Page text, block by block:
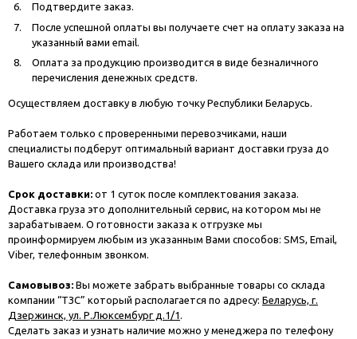
Подтвердите заказ.
После успешной оплаты вы получаете счет на оплату заказа на
указанный вами email.
Оплата за продукцию производится в виде безналичного
перечисления денежных средств.
Осуществляем доставку в любую точку Республики Беларусь.
Работаем только с проверенными перевозчиками, наши
специалисты подберут оптимальный вариант доставки груза до
Вашего склада или производства!
Срок доставки: от 1 суток после комплектования заказа.
Доставка груза это дополнительный сервис, на котором мы не
зарабатываем. О готовности заказа к отгрузке мы
проинформируем любым из указанным Вами способов: SMS, Email,
Viber, телефонным звонком.
Самовывоз: Вы можете забрать выбранные товары со склада
компании “ТЗС” который располагается по адресу: Беларусь, г.
Дзержинск, ул. Р.Люксембург д.1/1 .
Сделать заказ и узнать наличие можно у менеджера по телефону